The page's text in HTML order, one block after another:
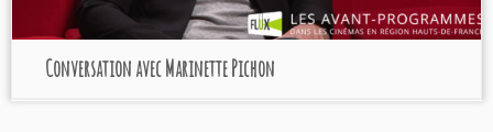
Conversation avec Marinette Pichon